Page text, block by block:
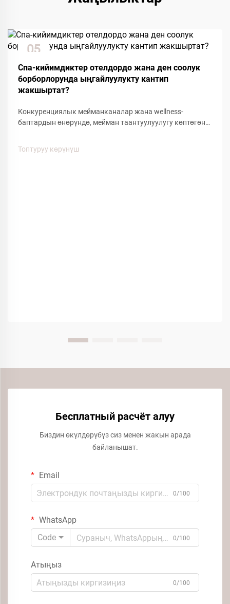
05
Спа-кийимдиктер отелдордо жана ден соолук
борборлорунда ыңгайлуулукту кантип
жакшыртат?
Конкуренциялык мейманканалар жана wellness-
баптардын өнөрүндө, мейман таантуулуулугу көптөгөн
тийгизген көптөгөн факторлордун ичинен, спа кийимдер
Топтуруу көрүнүш
Бесплатный расчёт алуу
Биздин өкүлдөрүбүз сиз менен жакын арада
байланышат.
Email
0/100
WhatsApp
Code
0/100
Атыңыз
0/100